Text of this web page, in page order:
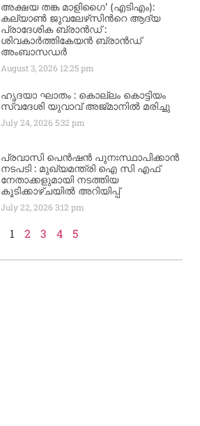
അക്ഷയ തങ്ക മാളിഗൈ’ (എടിഎം):
കല്യാണ്‍ ജുവലേഴ്‌സിന്‍റെ ആദ്യ
പ്രാദേശിക ബ്രാന്‍ഡ് :
ശിവകാര്‍ത്തികേയന്‍ ബ്രാന്‍ഡ്
അംബാസഡര്‍
August 3, 2026 12:25 pm
ഹൃദയാ ഘാതം : കൊല്ലം കൊട്ടിയം
സ്വദേശി യുവാവ് അജ്മാനിൽ മരിച്ചു
July 24, 20265:32 pm
പ്രവാസി പെൻഷൻ പുനഃസ്ഥാപിക്കാൻ
നടപടി : മുഖ്യമന്ത്രി ഐ സി എഫ്
നേതാക്കളുമായി നടത്തിയ
കൂടിക്കാഴ്ചയിൽ അറിയിപ്പ്
July 22, 20263:12 pm
1 2 3 4 5